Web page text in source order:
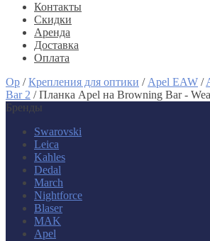
Контакты
Скидки
Аренда
Доставка
Оплата
Op /Крепления для оптики / Apel EAW /
Bar 2 /Планка Apel на Browning Bar -
Бренды
Swarovski
Leica
Kahles
Dedal
March
Nightforce
Blaser
MAK
Apel